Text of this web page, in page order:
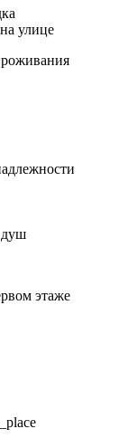
улице
душ
этаже